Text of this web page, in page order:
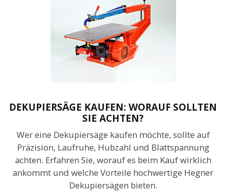
DEKUPIERSÄGE KAUFEN: WORAUF SOLLTEN
SIE ACHTEN?
Wer eine Dekupiersäge kaufen möchte, sollte auf
Präzision, Laufruhe, Hubzahl und Blattspannung
achten. Erfahren Sie, worauf es beim Kauf wirklich
ankommt und welche Vorteile hochwertige Hegner
Dekupiersägen bieten.